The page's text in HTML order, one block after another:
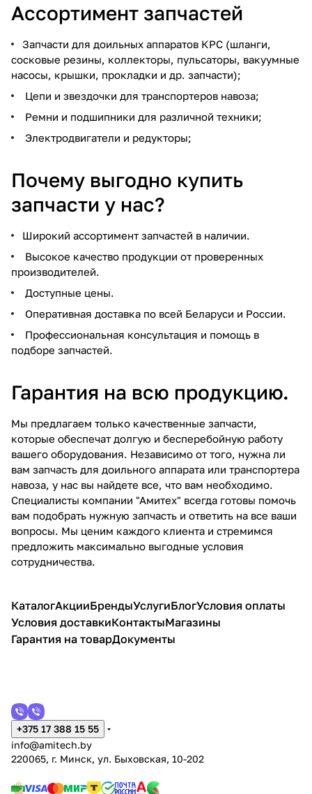
Ассортимент запчастей
Запчасти для доильных аппаратов КРС (шланги,
сосковые резины, коллекторы, пульсаторы, вакуумные
насосы, крышки, прокладки и др. запчасти);
Цепи и звездочки для транспортеров навоза;
Ремни и подшипники для различной техники;
Электродвигатели и редукторы;
Почему выгодно купить
запчасти у нас?
Широкий ассортимент запчастей в наличии.
Высокое качество продукции от проверенных
производителей.
Доступные цены.
Оперативная доставка по всей Беларуси и России.
Профессиональная консультация и помощь в
подборе запчастей.
Гарантия на всю продукцию.
Мы предлагаем только качественные запчасти,
которые обеспечат долгую и бесперебойную работу
вашего оборудования. Независимо от того, нужна ли
вам запчасть для доильного аппарата или транспортера
навоза, у нас вы найдете все, что вам необходимо.
Специалисты компании "Амитех" всегда готовы помочь
вам подобрать нужную запчасть и ответить на все ваши
вопросы. Мы ценим каждого клиента и стремимся
предложить максимально выгодные условия
сотрудничества.
КаталогАкцииБрендыУслугиБлогУсловия оплаты
Условия доставкиКонтактыМагазины
Гарантия на товарДокументы
+375 17 388 15 55
info@amitech.by
220065, г. Минск, ул. Быховская, 10-202